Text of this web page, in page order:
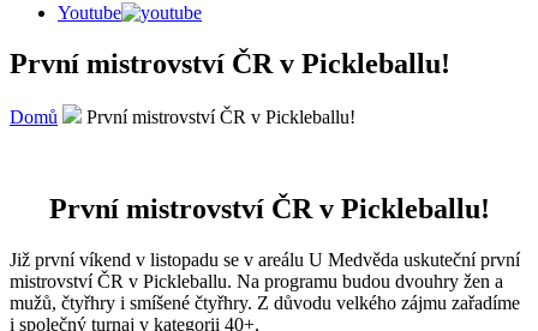
Youtube
První mistrovství ČR v Pickleballu!
Domů První mistrovství ČR v Pickleballu!
První mistrovství ČR v Pickleballu!
Již první víkend v listopadu se v areálu U Medvěda uskuteční první
mistrovství ČR v Pickleballu. Na programu budou dvouhry žen a
mužů, čtyřhry i smíšené čtyřhry. Z důvodu velkého zájmu zařadíme
i společný turnaj v kategorii 40+.